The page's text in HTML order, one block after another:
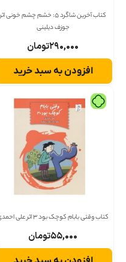
کتاب آخرین شاگرد 5: خشم چشم خونی اثر
جوزف دیلینی
۲۹۰,۰۰۰تومان
افزودن به سبد خرید
کتاب وقتی بابام کوچک بود 3 اثر علی احمدی
۵۵,۰۰۰تومان